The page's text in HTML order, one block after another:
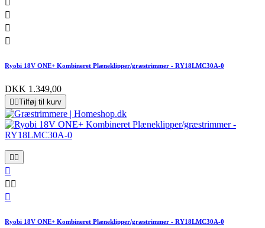



Ryobi 18V ONE+ Kombineret Plæneklipper/græstrimmer - RY18LMC30A-0
DKK 1.349,00
 Tilføj til kurv
 

 

Ryobi 18V ONE+ Kombineret Plæneklipper/græstrimmer - RY18LMC30A-0